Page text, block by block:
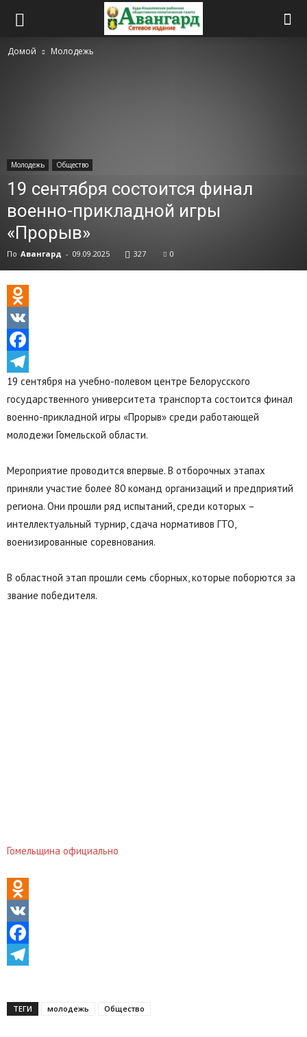
Домой Молодежь
Молодежь Общество
19 сентября состоится финал
военно-прикладной игры
«Прорыв»
По Авангард - 09.09.2025 327 0
Odnoklassniki
VK
Facebook
Telegram
19 сентября на учебно-полевом центре Белорусского
государственного университета транспорта состоится финал
военно-прикладной игры «Прорыв» среди работающей
молодежи Гомельской области.
Мероприятие проводится впервые. В отборочных этапах
приняли участие более 80 команд организаций и предприятий
региона. Они прошли ряд испытаний, среди которых –
интеллектуальный турнир, сдача нормативов ГТО,
военизированные соревнования.
В областной этап прошли семь сборных, которые поборются за
звание победителя.
Гомельщина официально
Odnoklassniki
VK
Facebook
ТЕГИ молодежь Общество